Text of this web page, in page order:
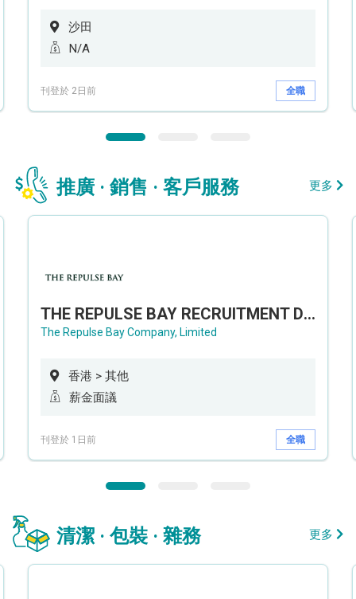
沙田
N/A
刊登於 2日前 全職
推廣 · 銷售 · 客戶服務 更多
THE REPULSE BAY RECRUITMENT DAY 淺水灣影灣園人才招聘會
The Repulse Bay Company, Limited
香港 > 其他
薪金面議
刊登於 1日前 全職
清潔 · 包裝 · 雜務 更多